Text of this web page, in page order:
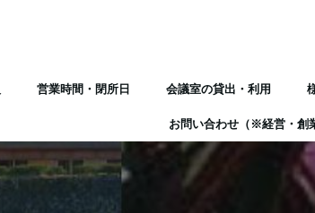
営業時間・閉所日 会議室の貸出・利用
お問い合わせ（※経営・創